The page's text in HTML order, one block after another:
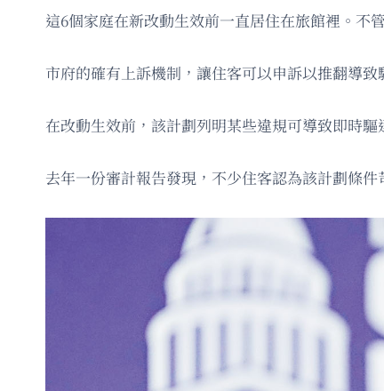
這6個家庭在新改動生效前一直居住在旅館裡。不
市府的確有上訴機制，讓住客可以申訴以推翻導
在改動生效前，該計劃列明某些違規可導致即時
去年一份審計報告發現，不少住客認為該計劃條